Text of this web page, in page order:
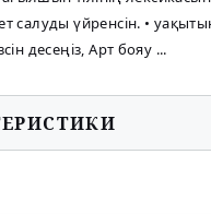
салуды үйренсін. •
десеңіз, Арт бояу ...